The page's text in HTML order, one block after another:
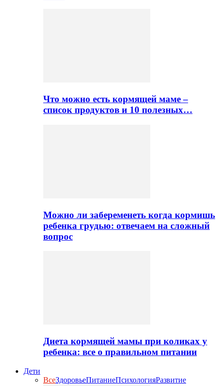
Что можно есть кормящей маме –
список продуктов и 10 полезных…
Можно ли забеременеть когда кормишь
ребенка грудью: отвечаем на сложный
вопрос
Диета кормящей мамы при коликах у
ребенка: все о правильном питании
Дети
ВсеЗдоровьеПитаниеПсихологияРазвитие